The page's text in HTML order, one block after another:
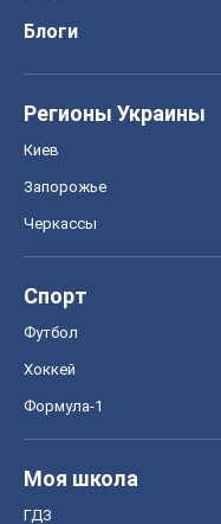
Блоги
Регионы Украины
Киев
Запорожье
Черкассы
Спорт
Футбол
Хоккей
Формула-1
Моя школа
ГДЗ